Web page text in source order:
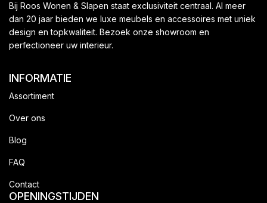
Bij Roos Wonen & Slapen staat exclusiviteit centraal. Al meer
dan 20 jaar bieden we luxe meubels en accessoires met uniek
design en topkwaliteit. Bezoek onze showroom en
perfectioneer uw interieur.
INFORMATIE
Assortiment
Over ons
Blog
FAQ
Contact
OPENINGSTIJDEN